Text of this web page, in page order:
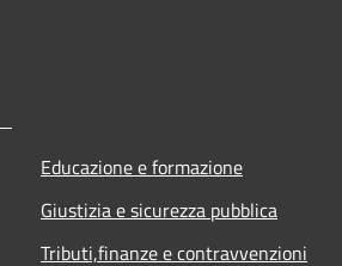
Educazione e formazione
Giustizia e sicurezza pubblica
Tributi,finanze e contravvenzioni